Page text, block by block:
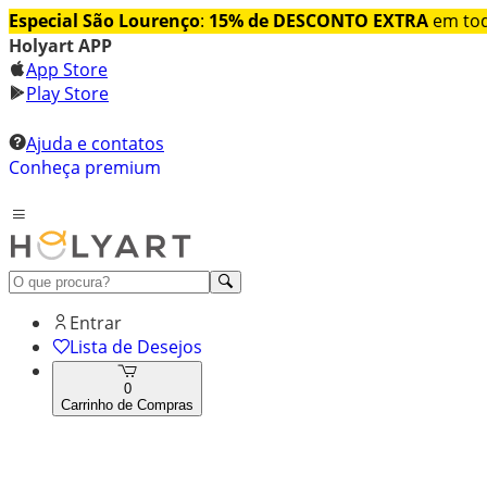
Especial São Lourenço: 15% de DESCONTO EXTRA em
Holyart APP
App Store
Play Store
Ajuda e contatos
Conheça premium
Entrar
Lista de Desejos
0
Carrinho de Compras